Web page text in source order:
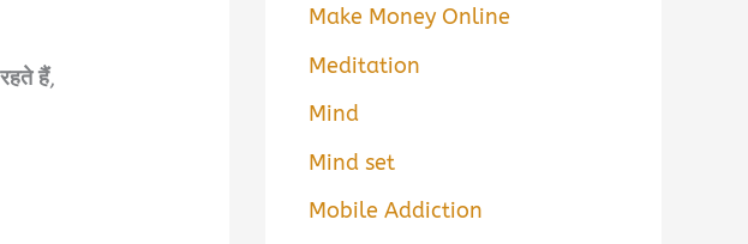
हैं,
Make Money Online
Meditation
Mind
Mind set
Mobile Addiction